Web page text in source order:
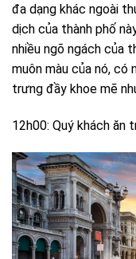
đa dạng khác ngoài
dịch của thành phố
nhiều ngõ ngách của
muôn màu của nó,
trưng đầy khoe mẽ
12h00: Quý khách ăn